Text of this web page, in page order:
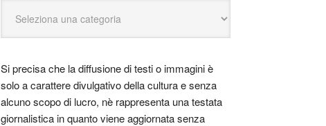
Si precisa che la diffusione di testi o immagini è
solo a carattere divulgativo della cultura e senza
alcuno scopo di lucro, nè rappresenta una testata
giornalistica in quanto viene aggiornata senza